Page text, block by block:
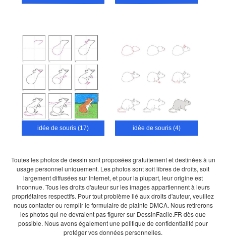
idée de souris (17) idée de souris (4)
Toutes les photos de dessin sont proposées gratuitement et destinées à un
usage personnel uniquement. Les photos sont soit libres de droits, soit
largement diffusées sur Internet, et pour la plupart, leur origine est
inconnue. Tous les droits d'auteur sur les images appartiennent à leurs
propriétaires respectifs. Pour tout problème lié aux droits d'auteur, veuillez
nous contacter ou remplir le formulaire de plainte DMCA. Nous retirerons
les photos qui ne devraient pas figurer sur DessinFacile.FR dès que
possible. Nous avons également une politique de confidentialité pour
protéger vos données personnelles.